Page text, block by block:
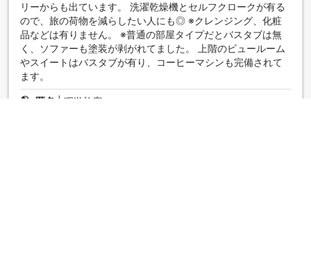
リーからも出ています。 洗濯乾燥機とセルフクロークが有る
ので、旅の荷物を減らしたい人にも◎ ※クレンジング、化粧
品などは有りません。 ※普通の部屋タイプだとバスタブは無
く、ソファーも塗装が剥がれてました。 上階のビュールーム
やスイートはバスタブが有り、コーヒーマシンも完備されて
ます。
匿名 | 獨遊旅客